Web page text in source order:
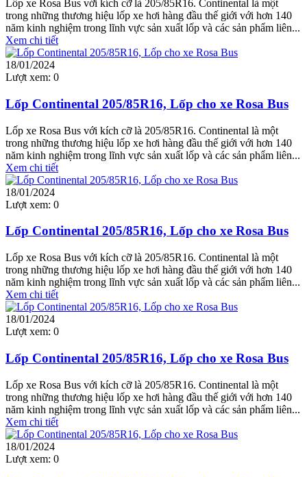
Lốp xe Rosa Bus với kích cỡ là 205/85R16. Continental là một
trong những thương hiệu lốp xe hơi hàng đầu thế giới với hơn 140
năm kinh nghiệm trong lĩnh vực sản xuất lốp và các sản phẩm liên...
Xem chi tiết
18/01/2024
Lượt xem: 0
Lốp Continental 205/85R16, Lốp cho xe Rosa Bus
Lốp xe Rosa Bus với kích cỡ là 205/85R16. Continental là một
trong những thương hiệu lốp xe hơi hàng đầu thế giới với hơn 140
năm kinh nghiệm trong lĩnh vực sản xuất lốp và các sản phẩm liên...
Xem chi tiết
18/01/2024
Lượt xem: 0
Lốp Continental 205/85R16, Lốp cho xe Rosa Bus
Lốp xe Rosa Bus với kích cỡ là 205/85R16. Continental là một
trong những thương hiệu lốp xe hơi hàng đầu thế giới với hơn 140
năm kinh nghiệm trong lĩnh vực sản xuất lốp và các sản phẩm liên...
Xem chi tiết
18/01/2024
Lượt xem: 0
Lốp Continental 205/85R16, Lốp cho xe Rosa Bus
Lốp xe Rosa Bus với kích cỡ là 205/85R16. Continental là một
trong những thương hiệu lốp xe hơi hàng đầu thế giới với hơn 140
năm kinh nghiệm trong lĩnh vực sản xuất lốp và các sản phẩm liên...
Xem chi tiết
18/01/2024
Lượt xem: 0